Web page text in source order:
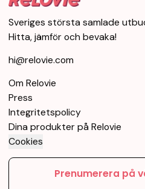
Sveriges största samlade
Hitta, jämför och bevaka!
hi@relovie.com
Om Relovie
Press
Integritetspolicy
Dina produkter på Relovie
Cookies
Prenumerera på